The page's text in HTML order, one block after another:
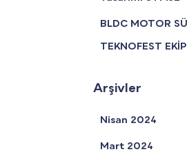
BLDC MOTOR
TEKNOFEST
Arşivler
Nisan 2024
Mart 2024